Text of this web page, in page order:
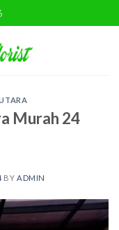
Murah 24
BY ADMIN